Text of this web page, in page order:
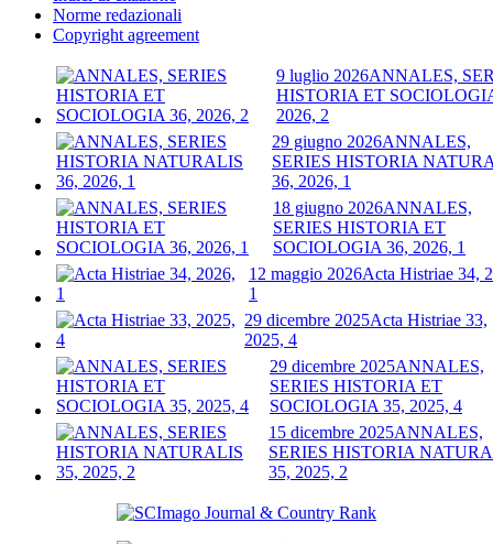
Norme redazionali
Copyright agreement
9 luglio 2026ANNALES,
HISTORIA ET
2026, 2
29 giugno 2026ANNALES,
SERIES HISTORIA
36, 2026, 1
18 giugno 2026ANNALES,
SERIES HISTORIA ET
SOCIOLOGIA 36, 2026, 1
12 maggio 2026Acta Histriae 34,
1
29 dicembre 2025Acta Histriae 33,
2025, 4
29 dicembre 2025ANNALES,
SERIES HISTORIA ET
SOCIOLOGIA 35, 2025, 4
15 dicembre 2025ANNALES,
SERIES HISTORIA
35, 2025, 2